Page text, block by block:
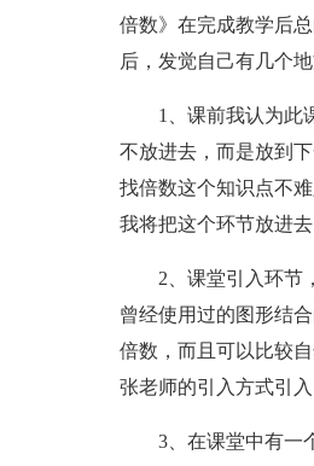
倍数》在完成教学后
后，发觉自己有几个
1、课前我认为此课
不放进去，而是放到
找倍数这个知识点不
我将把这个环节放进去
2、课堂引入环节，
曾经使用过的图形结
倍数，而且可以比较
张老师的引入方式引
3、在课堂中有一个